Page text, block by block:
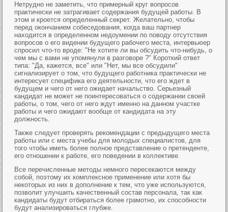
Нетрудно не заметить, что примерный круг вопросов
практически не затрагивает содержания будущей работы. В
этом и кроется определенный секрет. Желательно, чтобы
перед окончанием собеседования, когда ваш партнер
находится в определенном недоумении по поводу отсутствия
вопросов о его видении будущего рабочего места, интервьюер
спросил что-то вроде: "Не хотите ли вы обсудить что-нибудь, о
чем мы с вами не упомянули в разговоре ?" Короткий ответ
типа: "Да, кажется, все" или "Нет, мы все обсудили"
сигнализирует о том, что будущего работника практически не
интересует специфика его деятельности, что его ждет в
будущем и чего от него ожидает начальство. Серьезный
кандидат не может не поинтересоваться о содержании своей
работы, о том, чего от него ждут именно на данном участке
работы и чего ожидают вообще от кандидата на эту
должность.
Также следует проверять рекомендации с предыдущего места
работы или с места учебы для молодых специалистов, для
того чтобы иметь более полное представление о претенденте,
его отношении к работе, его поведении в коллективе.
Все перечисленные методы немного пересекаются между
собой, поэтому их комплексное применение или хотя бы
некоторых из них в дополнение к тем, что уже используются,
позволит улучшить качественный состав персонала, так как
кандидаты будут отбираться более грамотно, их способности
будут анализироваться глубже.